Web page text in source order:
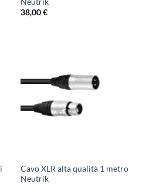
38,00€
Cavo XLR alta qualità 1 metro
Neutrik